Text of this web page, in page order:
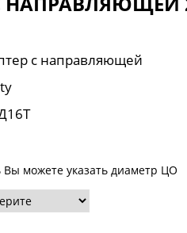
с направляющей
Вы можете указать диаметр ЦО